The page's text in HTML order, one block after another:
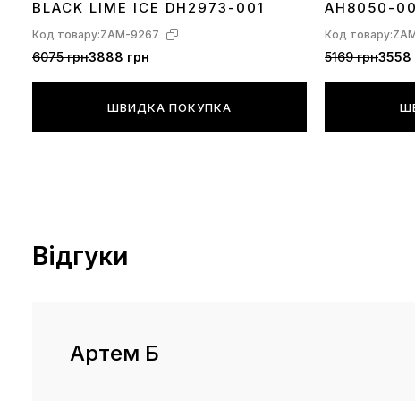
BLACK LIME ICE DH2973-001
Код товару:ZAM-9267
6075 грн3888 грн
ШВИДКА ПОКУПКА
AH8050-
Код товару:
5169 грн3558
Відгуки
Артем Б